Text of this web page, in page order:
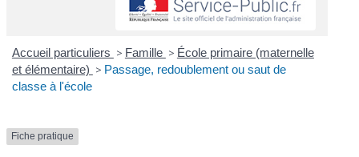
Accueil particuliers > Famille > École primaire (maternelle
et élémentaire) > Passage, redoublement ou saut de
classe à l'école
Fiche pratique